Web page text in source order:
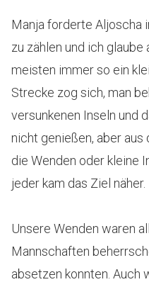
Manja forderte Aljoscha
zu zählen und ich
meisten immer so ein
Strecke zog sich, man
versunkenen Inseln und
nicht genießen, aber aus
die Wenden oder kleine
jeder kam das Ziel näher.
Unsere Wenden waren
Mannschaften
absetzen konnten. Auch